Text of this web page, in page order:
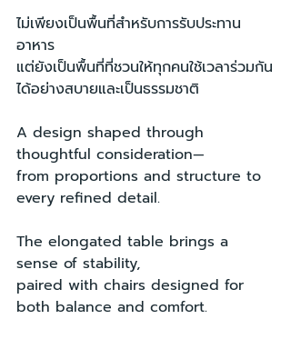
ไม่เพียงเป็นพื้นที่สำหรับการรับประทาน
อาหาร
แต่ยังเป็นพื้นที่ที่ชวนให้ทุกคนใช้เวลาร่วมกัน
ได้อย่างสบายและเป็นธรรมชาติ
A design shaped through
thoughtful consideration—
from proportions and structure to
every refined detail.
The elongated table brings a
sense of stability,
paired with chairs designed for
both balance and comfort.